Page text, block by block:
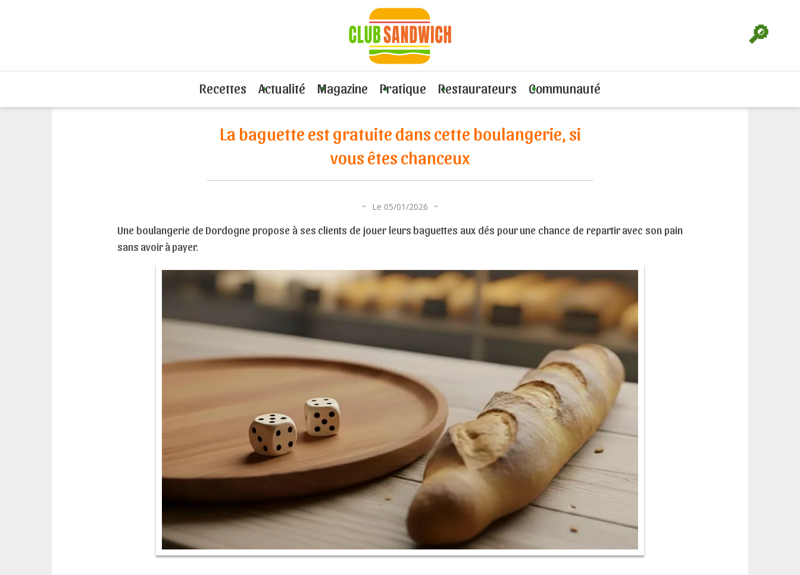
🔎
Recettes Actualité Magazine Pratique Restaurateurs Communauté
La baguette est gratuite dans cette boulangerie, si vous êtes chanceux
La baguette est gratuite dans cette boulangerie, si
vous êtes chanceux
Le 05/01/2026
Une boulangerie de Dordogne propose à ses clients de jouer leurs baguettes aux dés pour une chance de repartir avec son pain
sans avoir à payer.